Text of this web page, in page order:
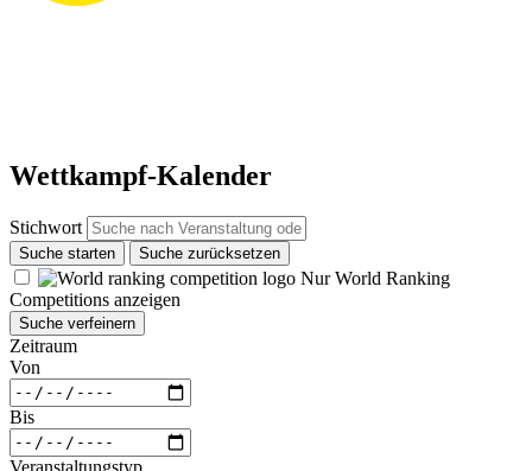
Wettkampf-Kalender
Stichwort
Suche starten Suche zurücksetzen
Nur World Ranking
Competitions anzeigen
Suche verfeinern
Zeitraum
Von
Bis
Veranstaltungstyp